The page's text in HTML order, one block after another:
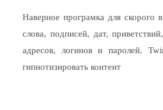
Наверное програмка для скорого
слова, подписей, дат,
адресов, логинов и паролей.
гипнотизировать контент